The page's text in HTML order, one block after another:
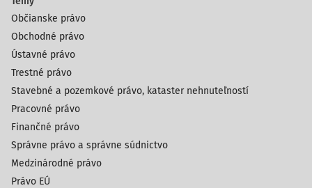
Občianske právo
Obchodné právo
Ústavné právo
Trestné právo
Stavebné a pozemkové právo, kataster nehnuteľností
Pracovné právo
Finančné právo
Správne právo a správne súdnictvo
Medzinárodné právo
Právo EÚ